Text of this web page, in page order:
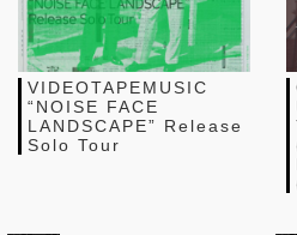
VIDEOTAPEMUSIC
“NOISE FACE
LANDSCAPE” Release
Solo Tour